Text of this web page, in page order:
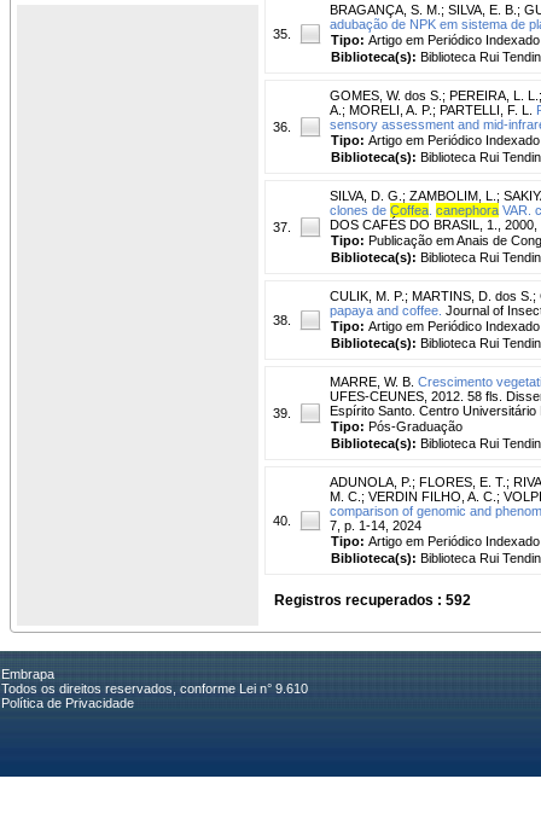
35.
BRAGANÇA, S. M. ; SILVA, E. B. ;
adubação de NPK em sistema de
Tipo: Artigo em Periódico Indexado
Biblioteca(s): Biblioteca Rui
36.
GOMES, W. dos S. ; PEREIRA, L. L.
A. ; MORELI, A. P. ; PARTELLI, F. L.
sensory assessment and mid-
Tipo: Artigo em Periódico Indexado
Biblioteca(s): Biblioteca Rui
37.
SILVA, D. G. ; ZAMBOLIM, L. ;
clones de Coffea canephora VAR.
DOS CAFÉS DO BRASIL, 1.,
Tipo: Publicação em Anais de
Biblioteca(s): Biblioteca Rui
38.
CULIK, M. P. ; MARTINS, D. dos S. ;
papaya and coffee. Journal of
Tipo: Artigo em Periódico Indexado
Biblioteca(s): Biblioteca Rui
39.
MARRE, W. B. Crescimento
UFES-CEUNES, 2012. 58 fls.
Espírito Santo. Centro
Tipo: Pós-Graduação
Biblioteca(s): Biblioteca Rui
40.
ADUNOLA, P. ; FLORES, E. T. ;
M. C. ; VERDIN FILHO, A. C. ;
comparison of genomic and
7, p. 1-14, 2024
Tipo: Artigo em Periódico Indexado
Biblioteca(s): Biblioteca Rui
Registros recuperados : 592
Embrapa
Todos os direitos reservados, conforme Lei n° 9.610
Política de Privacidade